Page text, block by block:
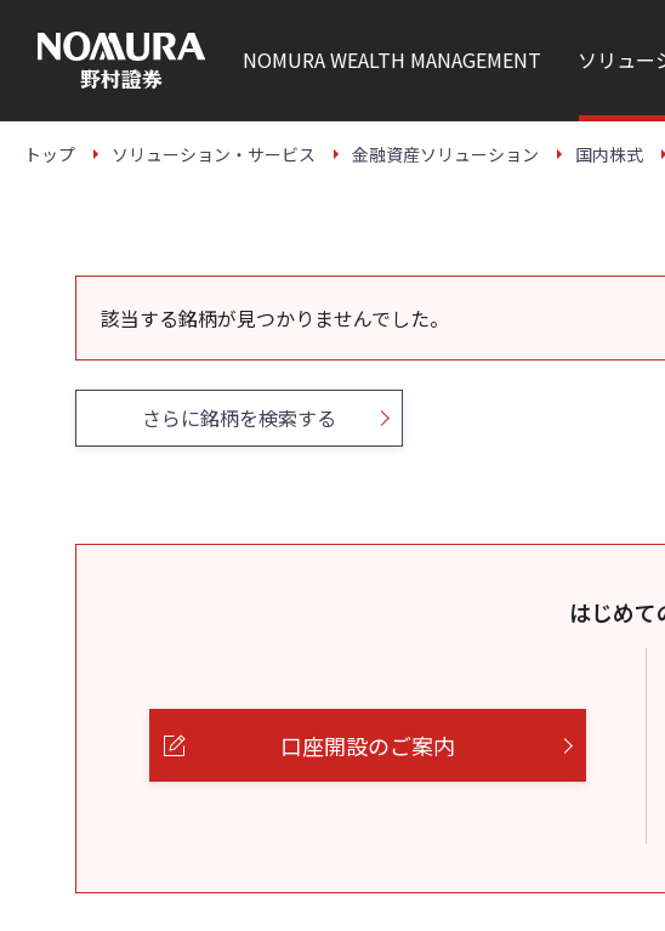
本
NOMURAWEALTH MANAGEMENT ソリュー
トップ ソリューション・サービス 金融資産ソリューション 国内株式
該当する銘柄が見つかりませんでした。
さらに銘柄を検索する
はじめて
口座開設のご案内